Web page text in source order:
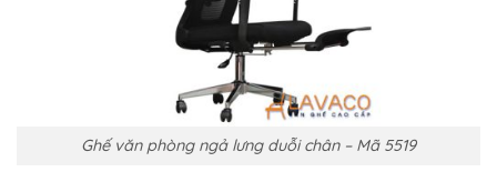
Ghế văn phòng ngả lưng duỗi chân – Mã 5519